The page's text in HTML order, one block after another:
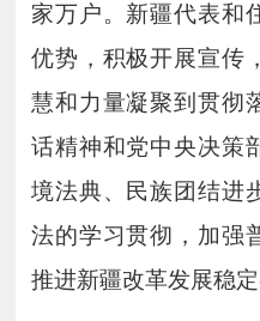
家万户。新疆代表和
优势，积极开展宣传
慧和力量凝聚到贯彻
话精神和党中央决策
境法典、民族团结进
法的学习贯彻，加强
推进新疆改革发展稳定